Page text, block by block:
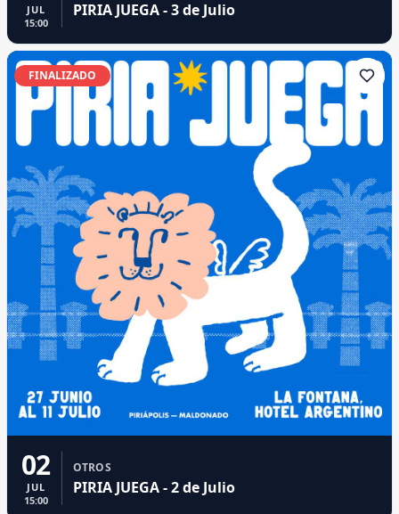
JUL
15:00
PIRIA JUEGA - 3 de Julio
FINALIZADO
02
JUL
15:00
OTROS
PIRIA JUEGA - 2 de Julio